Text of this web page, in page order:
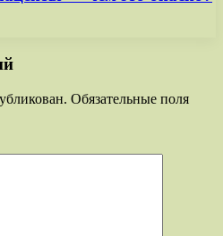
Обязательные поля